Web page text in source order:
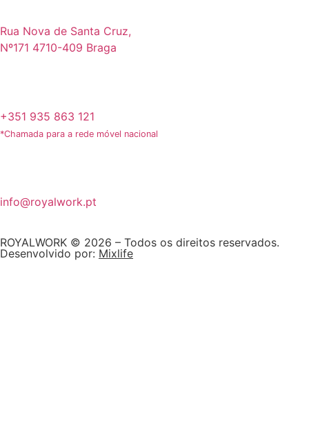
Rua Nova de Santa Cruz,
Nº171 4710-409 Braga
+351 935 863 121
*Chamada para a rede móvel nacional
info@royalwork.pt
ROYALWORK © 2026 – Todos os direitos reservados.
Desenvolvido por: Mixlife